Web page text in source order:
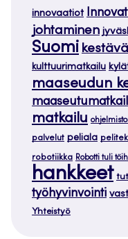
innovaatiot
johtaminen
Suomi
kulttuurimatkailu
maaseudun
matkailu
palvelut peliala
robotiikka Robotti tuli
hankkeet
työhyvinvointi
Yhteistyö